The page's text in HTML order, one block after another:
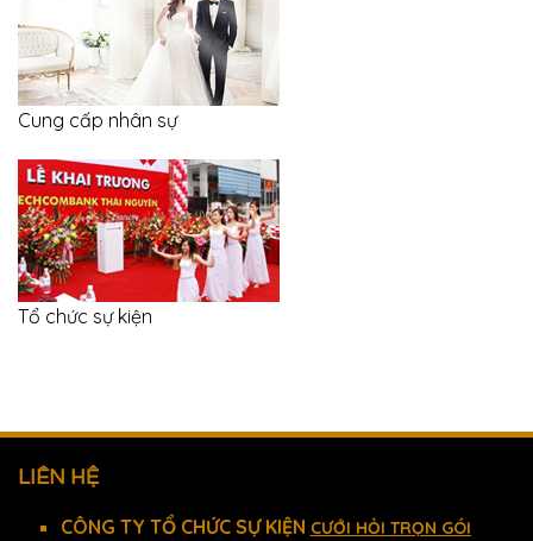
Cung cấp nhân sự
Tổ chức sự kiện
LIÊN HỆ
CÔNG TY TỔ CHỨC SỰ KIỆN CƯỚI HỎI TRỌN GÓI